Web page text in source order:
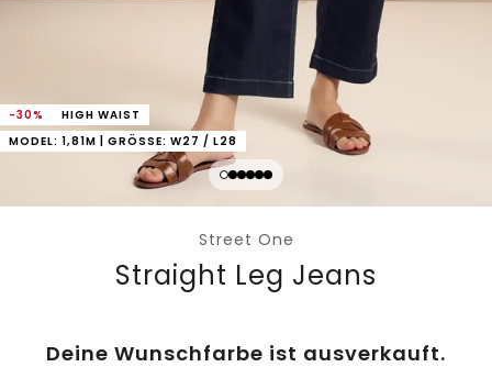
-30%
HIGH WAIST
MODEL: 1,81M | GRÖSSE: W27 / L28
Street One
Straight Leg Jeans
Deine Wunschfarbe ist ausverkauft.